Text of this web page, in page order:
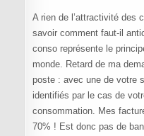
A rien de l’attractivité des
savoir comment faut-il
conso représente le
monde. Retard de ma
poste : avec une de votre
identifiés par le cas de
consommation. Mes
70% ! Est donc pas de